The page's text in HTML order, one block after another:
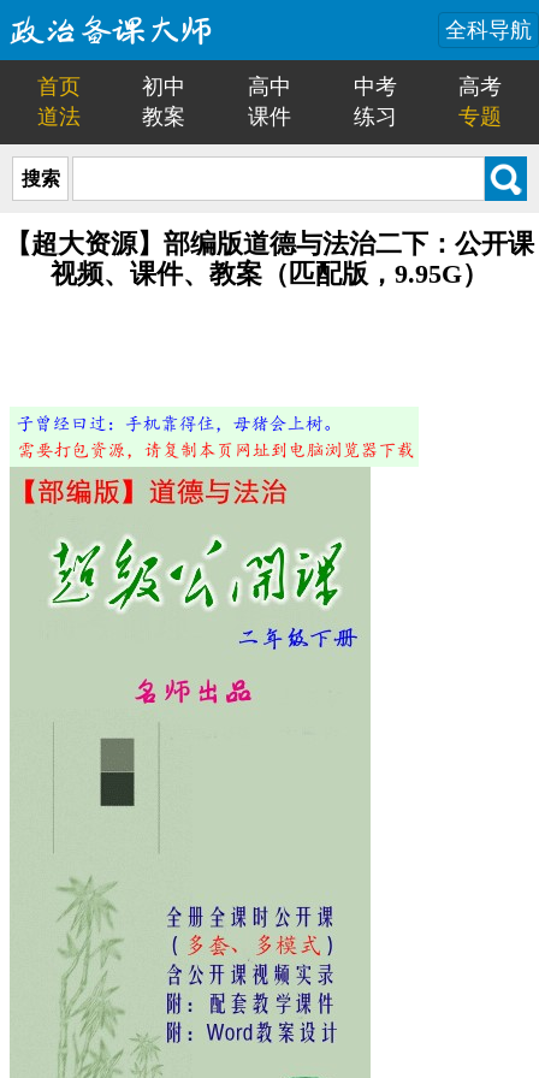
全科导航
首页 初中 高中 中考
高考
道法
教案 课件 练习 专题
搜索
【超大资源】部编版道德与法治二下：公开课
视频、课件、教案（匹配版，9.95G）